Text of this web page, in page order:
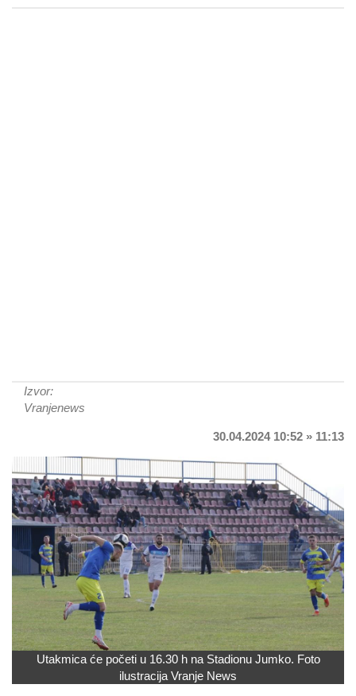
Izvor:
Vranjenews
30.04.2024 10:52 » 11:13
Utakmica će početi u 16.30 h na Stadionu Jumko. Foto
ilustracija Vranje News